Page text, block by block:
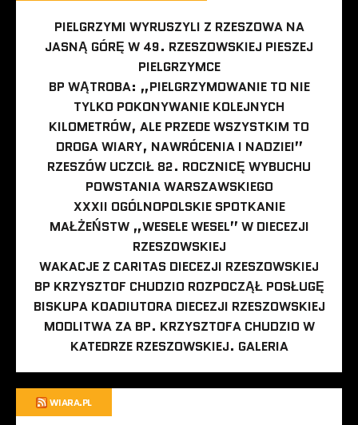
PIELGRZYMI WYRUSZYLI Z RZESZOWA NA
JASNĄ GÓRĘ W 49. RZESZOWSKIEJ PIESZEJ
PIELGRZYMCE
BP WĄTROBA: „PIELGRZYMOWANIE TO NIE
TYLKO POKONYWANIE KOLEJNYCH
KILOMETRÓW, ALE PRZEDE WSZYSTKIM TO
DROGA WIARY, NAWRÓCENIA I NADZIEI”
RZESZÓW UCZCIŁ 82. ROCZNICĘ WYBUCHU
POWSTANIA WARSZAWSKIEGO
XXXII OGÓLNOPOLSKIE SPOTKANIE
MAŁŻEŃSTW „WESELE WESEL” W DIECEZJI
RZESZOWSKIEJ
WAKACJE Z CARITAS DIECEZJI RZESZOWSKIEJ
BP KRZYSZTOF CHUDZIO ROZPOCZĄŁ POSŁUGĘ
BISKUPA KOADIUTORA DIECEZJI RZESZOWSKIEJ
MODLITWA ZA BP. KRZYSZTOFA CHUDZIO W
KATEDRZE RZESZOWSKIEJ. GALERIA
WIARA.PL